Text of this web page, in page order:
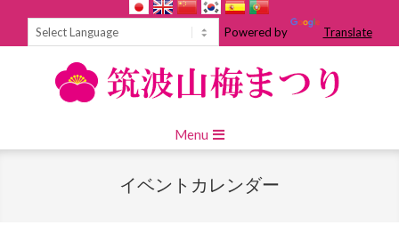
Powered by Translate
Navigation
Menu
イベントカレンダー